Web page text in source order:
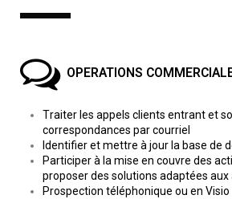
OPERATIONS
Traiter les appels clients entrant et
correspondances par courriel
Identifier et mettre à jour la base de
Participer à la mise en couvre des
proposer des solutions adaptées
Prospection téléphonique ou en